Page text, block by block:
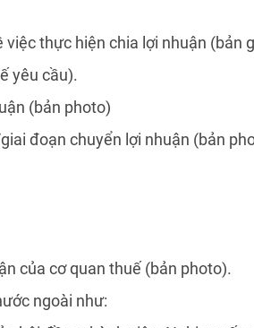
thực hiện chia lợi nhuận (bản
yêu cầu).
(bản photo)
đoạn chuyển lợi nhuận (bản
của cơ quan thuế (bản photo).
ngoài như: